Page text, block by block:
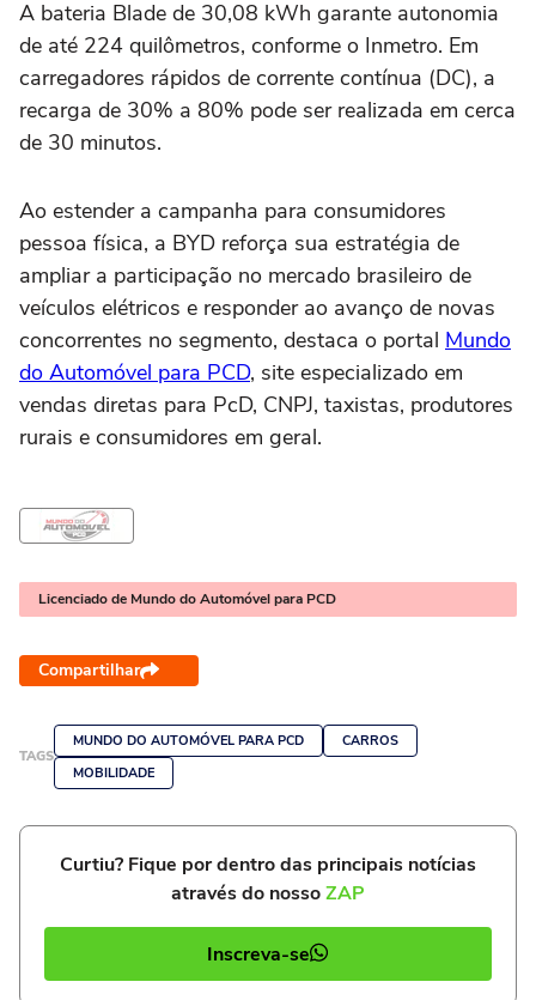
A bateria Blade de 30,08 kWh garante autonomia
de até 224 quilômetros, conforme o Inmetro. Em
carregadores rápidos de corrente contínua (DC), a
recarga de 30% a 80% pode ser realizada em cerca
de 30 minutos.
Ao estender a campanha para consumidores
pessoa física, a BYD reforça sua estratégia de
ampliar a participação no mercado brasileiro de
veículos elétricos e responder ao avanço de novas
concorrentes no segmento, destaca o portal Mundo
do Automóvel para PCD, site especializado em
vendas diretas para PcD, CNPJ, taxistas, produtores
rurais e consumidores em geral.
Licenciado de Mundo do Automóvel para PCD
Compartilhar
TAGS
MUNDO DO AUTOMÓVEL PARA PCD
CARROS
MOBILIDADE
Curtiu? Fique por dentro das principais notícias
através do nossoZAP
Inscreva-se